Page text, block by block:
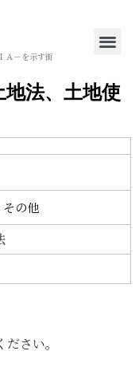
Ａ－を示す街
法、土地使
の他
さい。